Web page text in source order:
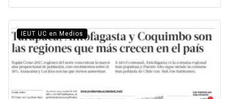
IEUT UC en Medios